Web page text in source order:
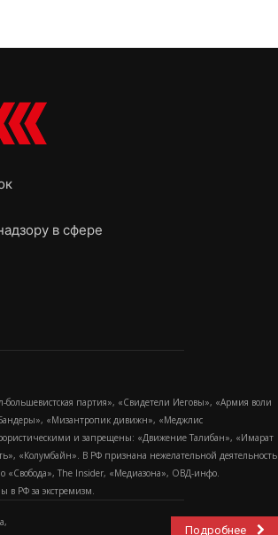
в сфере
партия», «Свидетели Иеговы», «Армия воли
«Мизантропик дивижн», «Меджлис
и запрещены: «Движение Талибан», «Имарат
«Колумбайн». В РФ признана нежелательной деятельность
«Свобода», The Insider, «Медиазона», ОВД-инфо.
в РФ за экстремизм.
Подробнее